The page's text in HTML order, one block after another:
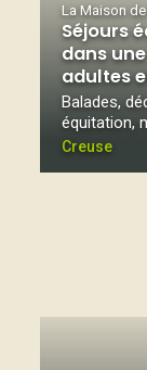
La Maison
Séjours
dans
adultes
Balades,
équitation,
Creuse